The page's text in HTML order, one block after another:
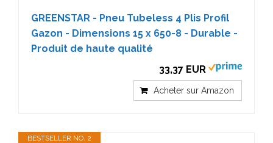
GREENSTAR - Pneu Tubeless 4 Plis Profil
Gazon - Dimensions 15 x 650-8 - Durable -
Produit de haute qualité
33,37 EUR
Acheter sur Amazon
BESTSELLER NO. 2